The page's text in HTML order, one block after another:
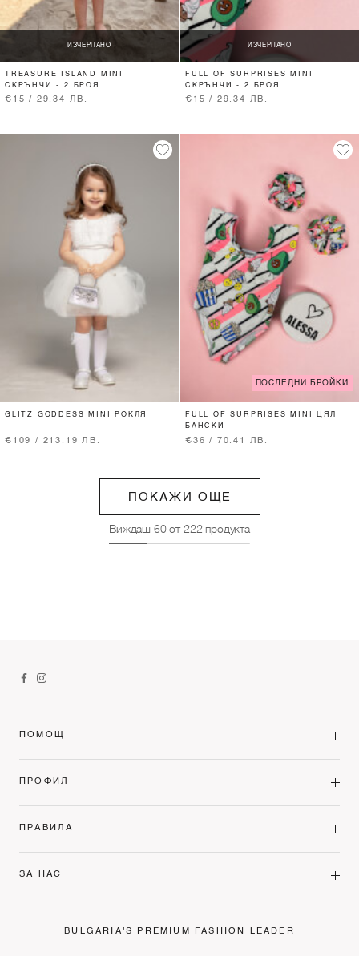
ИЗЧЕРПАНО
TREASURE ISLAND MINI
СКРЪНЧИ - 2 БРОЯ
€15 / 29.34 ЛВ.
ИЗЧЕРПАНО
FULL OF SURPRISES MINI
СКРЪНЧИ - 2 БРОЯ
€15 / 29.34 ЛВ.
GLITZ GODDESS MINI РОКЛЯ
€109 / 213.19 ЛВ.
ПОСЛЕДНИ БРОЙКИ
FULL OF SURPRISES MINI ЦЯЛ
БАНСКИ
€36 / 70.41 ЛВ.
ПОКАЖИ ОЩЕ
Виждаш 60от 222 продукта
ПОМОЩ
ПРОФИЛ
ПРАВИЛА
ЗА НАС
BULGARIA'S PREMIUM FASHION LEADER